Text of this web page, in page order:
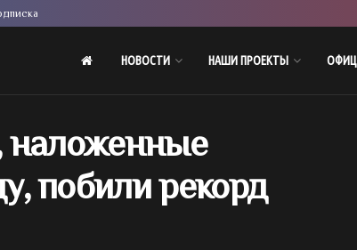
НОВОСТИ НАШИ ПРОЕКТЫ
побили рекорд